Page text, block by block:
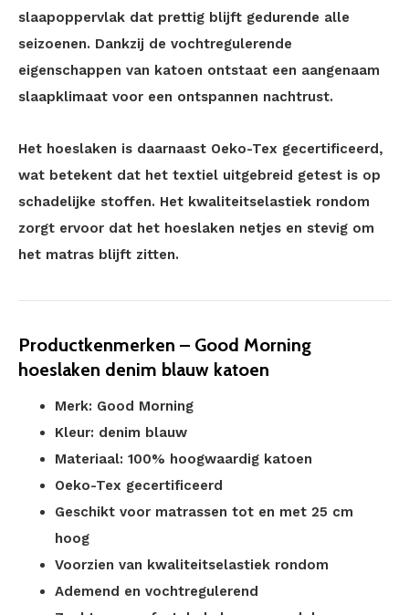
slaapoppervlak dat prettig blijft gedurende alle
seizoenen. Dankzij de vochtregulerende
eigenschappen van katoen ontstaat een aangenaam
slaapklimaat voor een ontspannen nachtrust.
Het hoeslaken is daarnaast Oeko-Tex gecertificeerd,
wat betekent dat het textiel uitgebreid getest is op
schadelijke stoffen. Het kwaliteitselastiek rondom
zorgt ervoor dat het hoeslaken netjes en stevig om
het matras blijft zitten.
Productkenmerken – Good Morning
hoeslaken denim blauw katoen
Merk: Good Morning
Kleur: denim blauw
Materiaal: 100% hoogwaardig katoen
Oeko-Tex gecertificeerd
Geschikt voor matrassen tot en met 25 cm
hoog
Voorzien van kwaliteitselastiek rondom
Ademend en vochtregulerend